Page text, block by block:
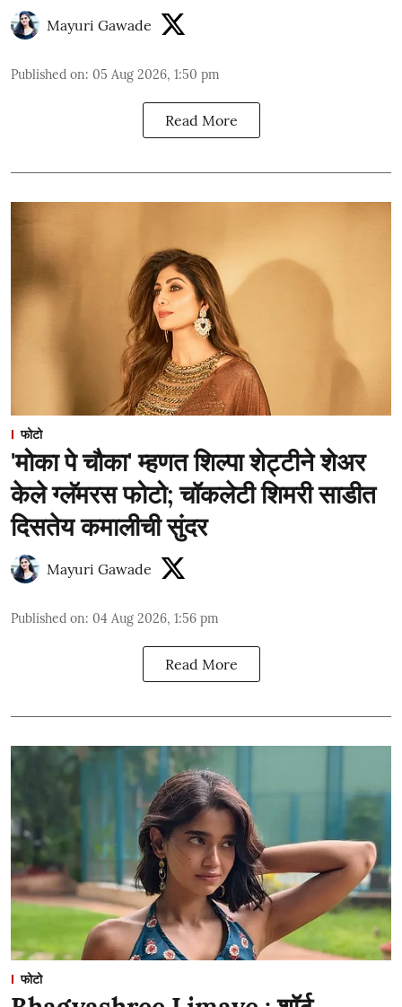
Mayuri Gawade
Published on: 05 Aug 2026, 1:50 pm
Read More
फोटो
'मोका पे चौका' म्हणत शिल्पा शेट्टीने शेअर
केले ग्लॅमरस फोटो; चॉकलेटी शिमरी साडीत
दिसतेय कमालीची सुंदर
Mayuri Gawade
Published on: 04 Aug 2026, 1:56 pm
Read More
फोटो